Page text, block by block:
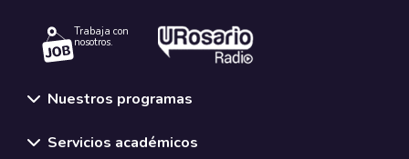
Trabaja con
nosotros.
Nuestros programas
Servicios académicos